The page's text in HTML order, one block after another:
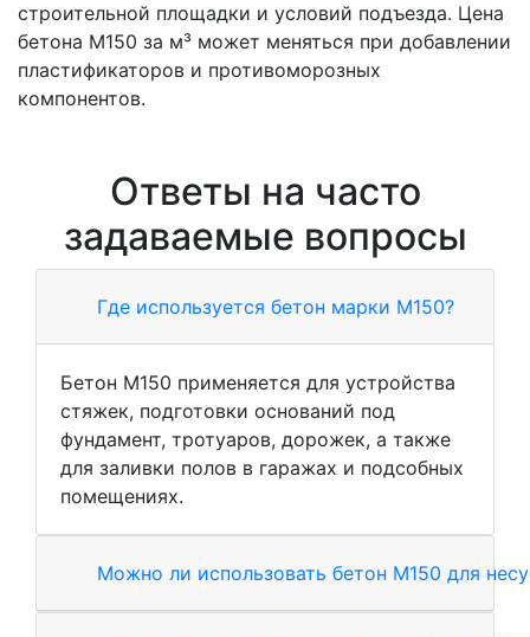
строительной площадки и условий подъезда. Цена
бетона М150 за м³ может меняться при добавлении
пластификаторов и противоморозных
компонентов.
Ответы на часто
задаваемые вопросы
Где используется бетон марки М150?
Бетон М150 применяется для устройства
стяжек, подготовки оснований под
фундамент, тротуаров, дорожек, а также
для заливки полов в гаражах и подсобных
помещениях.
Можно ли использовать бетон М150 для